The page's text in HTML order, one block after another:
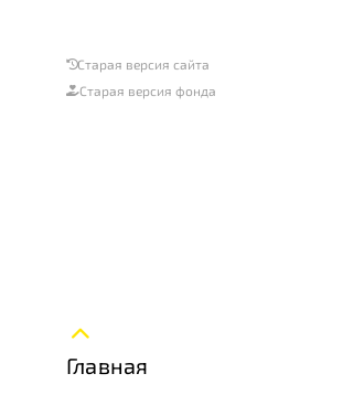
Старая версия сайта
Старая версия фонда
Главная